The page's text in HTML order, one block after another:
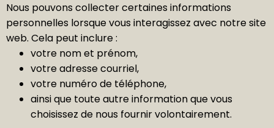
Nous pouvons collecter certaines informations
personnelles lorsque vous interagissez avec notre site
web. Cela peut inclure :
votre nom et prénom,
votre adresse courriel,
votre numéro de téléphone,
ainsi que toute autre information que vous
choisissez de nous fournir volontairement.